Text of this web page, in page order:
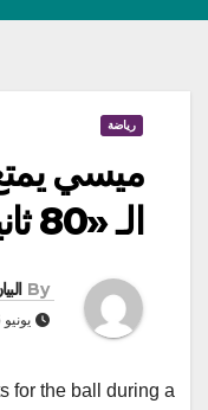
رياضة
ميسي
الـ «80 ثانية»
By
يونيو 16, 2023
for the ball during a